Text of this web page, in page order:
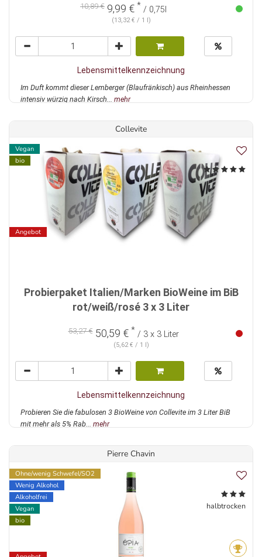
10,89 € 9,99 € * / 0,75l
(13,32 € / 1 l)
Lebensmittelkennzeichnung
Im Duft kommt dieser Lemberger (Blaufränkisch) aus Rheinhessen
intensiv würzig nach Kirsch... mehr
Collevite
Vegan
bio
Angebot
Probierpaket Italien/Marken BioWeine im BiB
rot/weiß/rosé 3 x 3 Liter
53,27 €50,59 € * / 3 x 3 Liter
(5,62 € / 1 l)
Lebensmittelkennzeichnung
Probieren Sie die fabulosen 3 BioWeine von Collevite im 3 Liter BiB
mit mehr als 5% Rab... mehr
Pierre Chavin
Ohne/wenig Schwefel/SO2
Wenig Alkohol
Alkoholfrei
Vegan
bio
halbtrocken